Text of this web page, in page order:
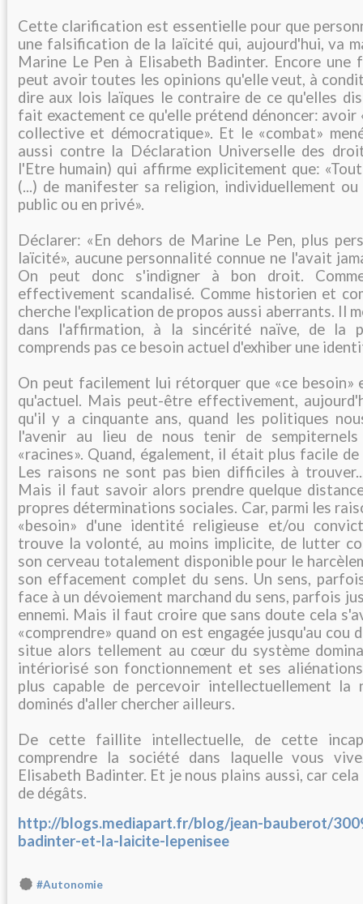
Cette clarification est essentielle pour que
une falsification de la laïcité qui, aujourd'hui, va
Marine Le Pen à Elisabeth Badinter. Encore une
peut avoir toutes les opinions qu'elle veut, à
dire aux lois laïques le contraire de ce qu'elles
fait exactement ce qu'elle prétend dénoncer: avoir
collective et démocratique». Et le «combat»
aussi contre la Déclaration Universelle des
l'Etre humain) qui affirme explicitement que:
(...) de manifester sa religion, individuellement
public ou en privé».
Déclarer: «En dehors de Marine Le Pen, plus
laïcité», aucune personnalité connue ne l'avait
On peut donc s'indigner à bon droit.
effectivement scandalisé. Comme historien et
cherche l'explication de propos aussi aberrants. Il
dans l'affirmation, à la sincérité naïve, de la
comprends pas ce besoin actuel d'exhiber une
On peut facilement lui rétorquer que «ce besoin»
qu'actuel. Mais peut-être effectivement,
qu'il y a cinquante ans, quand les politiques
l'avenir au lieu de nous tenir de
«racines». Quand, également, il était plus facile
Les raisons ne sont pas bien difficiles à
Mais il faut savoir alors prendre quelque
propres déterminations sociales. Car, parmi les
«besoin» d'une identité religieuse et/ou
trouve la volonté, au moins implicite, de lutter
son cerveau totalement disponible pour le
son effacement complet du sens. Un sens,
face à un dévoiement marchand du sens, parfois
ennemi. Mais il faut croire que sans doute cela
«comprendre» quand on est engagée jusqu'au cou
situe alors tellement au cœur du système
intériorisé son fonctionnement et ses
plus capable de percevoir intellectuellement la
dominés d'aller chercher ailleurs.
De cette faillite intellectuelle, de cette
comprendre la société dans laquelle vous
Elisabeth Badinter. Et je nous plains aussi, car
de dégâts.
http://blogs.mediapart.fr/blog/jean-bauberot/
badinter-et-la-laicite-lepenisee
#Autonomie